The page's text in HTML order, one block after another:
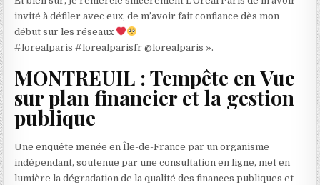
invité à défiler avec eux, de m’avoir fait confiance dès mon
début sur les réseaux
#lorealparis #lorealparisfr ​⁠@lorealparis ».
MONTREUIL : Tempête en Vue
sur plan financier et la gestion
publique
Une enquête menée en Île-de-France par un organisme
indépendant, soutenue par une consultation en ligne, met en
lumière la dégradation de la qualité des finances publiques et